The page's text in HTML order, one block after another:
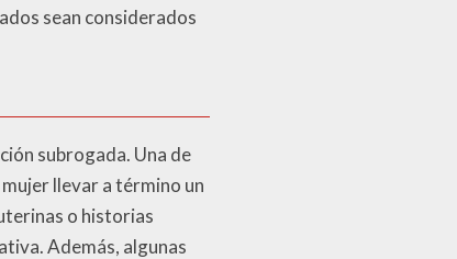
sean considerados
subrogada. Una de
llevar a término un
o historias
Además, algunas